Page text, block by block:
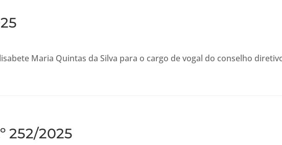
Maria Quintas da Silva para o cargo de vogal do conselho
252/2025